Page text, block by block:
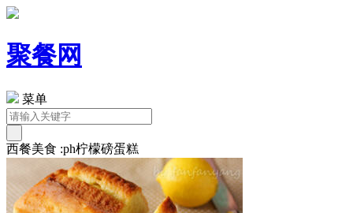
聚餐网
菜单
西餐美食 :ph柠檬磅蛋糕